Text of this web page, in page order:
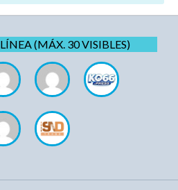
(MÁX. 30 VISIBLES)